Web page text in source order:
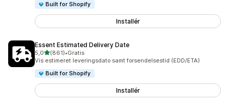
Built for Shopify
Installér
Essent Estimated Delivery Date
5,0ud af 5 stjerner
(861)
861 anmeldelser i alt
•Gratis
Vis estimeret leveringsdato samt forsendelsestid (EDD/ETA)
Built for Shopify
Installér